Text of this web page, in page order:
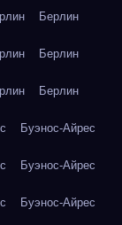
Берлин
Берлин
Берлин
Буэнос-Айрес
Буэнос-Айрес
Буэнос-Айрес